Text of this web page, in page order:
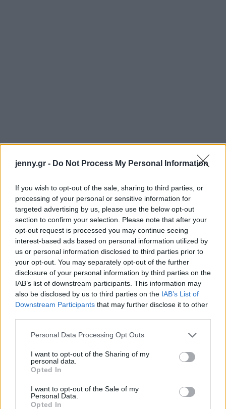
jenny.gr - Do Not Process My Personal Information
If you wish to opt-out of the sale, sharing to third parties, or
processing of your personal or sensitive information for
targeted advertising by us, please use the below opt-out
section to confirm your selection. Please note that after your
opt-out request is processed you may continue seeing
interest-based ads based on personal information utilized by
us or personal information disclosed to third parties prior to
your opt-out. You may separately opt-out of the further
disclosure of your personal information by third parties on the
IAB’s list of downstream participants. This information may
also be disclosed by us to third parties on the IAB’s List of
Downstream Participants that may further disclose it to other
Please note that this website/app uses one or more Google
not limited to your visit or usage behaviour. You may click to
grant or deny consent to Google and its third-party tags to
use your data for below specified purposes in below Google
consent section.
Personal Data Processing Opt Outs
I want to opt-out of the Sharing of my
personal data.
Opted In
I want to opt-out of the Sale of my
Personal Data.
Opted In